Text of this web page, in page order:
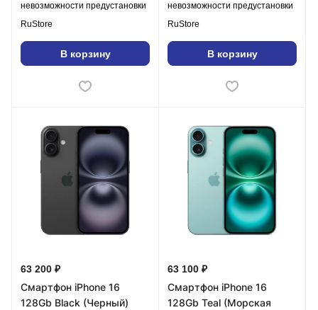
невозможности предустановки
RuStore
В корзину
невозможности предустановки
RuStore
В корзину
63 200 ₽
Смартфон iPhone 16
128Gb Black (Черный)
63 100 ₽
Смартфон iPhone 16
128Gb Teal (Морская